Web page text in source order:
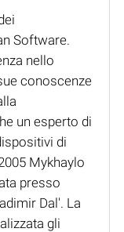
Software.
nello
conoscenze
un esperto di
di
Mykhaylo
presso
Dal'. La
gli